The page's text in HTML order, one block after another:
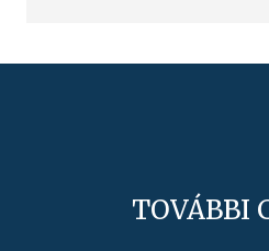
TOVÁBBI